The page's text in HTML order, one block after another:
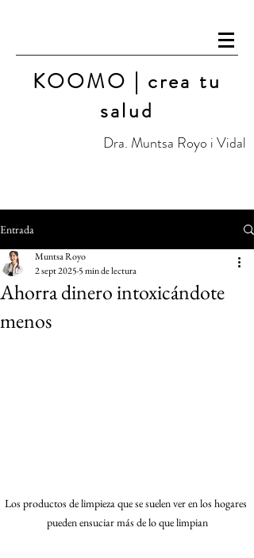
KOOMO | crea tu
salud
Dra. Muntsa Royo i Vidal
Entrada
Ahorra dinero intoxicándote
menos
Muntsa Royo
2 sept 2025 5 min de lectura
Los productos de limpieza que se suelen ver en los hogares
pueden ensuciar más de lo que limpian